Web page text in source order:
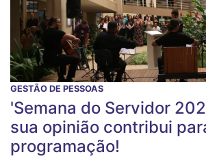
GESTÃO DE PESSOAS
'Semana do Servidor
sua opinião contribui
programação!